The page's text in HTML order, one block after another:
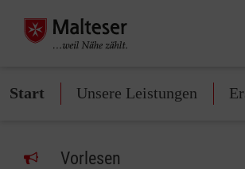
Start Unsere Leistungen
Vorlesen